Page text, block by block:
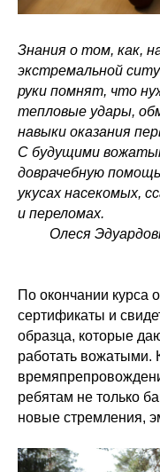
Знания о том, как,
экстремальной
руки помнят, что
тепловые удары,
навыки оказания
С будущими
доврачебную
укусах насекомых,
и переломах.
Олеся
По окончании курса
сертификаты и
образца, которые
работать вожатыми.
ребятам не только
новые стремления,